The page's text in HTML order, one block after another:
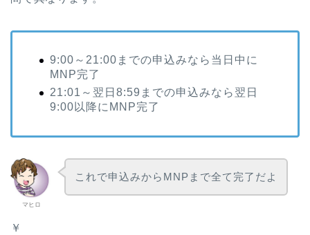
9:00～21:00までの申込みなら当日中に
MNP完了
21:01～翌日8:59までの申込みなら翌日
9:00以降にMNP完了
マヒロ
これで申込みからMNPまで全て完了だよ
￥